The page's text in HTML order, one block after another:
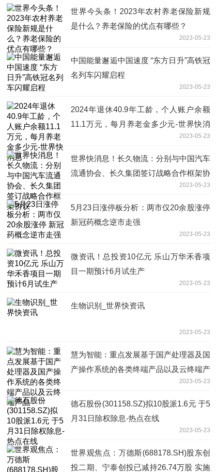
世界今头条！2023年农村养老保险新规
是什么？养老保险的优点有哪些？
2023-05-23
中国能量邂逅中国速度 “东方日升”高铁冠
名列车闪耀启程
2023-05-23
2024年退休40.9年工龄，个人账户余额
11.1万元，每月养老金多少元-世界快消
2023-05-23
世界快消息！长久物流：分别与中国汽车
流通协会、长久集团签订战略合作框架协
2023-05-23
5月23日涨停板分析：两市仅20余股涨停
新冠药概念逆市走强
2023-05-23
微资讯！总投资10亿元 乐山万华禾香项
目一期预计6月试生产
2023-05-23
生物识别_世界快资讯
2023-05-23
慧为智能：重点发展基于国产处理器及国
产操作系统的各类终端产品以及云终端产
2023-05-23
德石股份(301158.SZ)拟10股派1.6元 于5
月31日除权除息-热点在线
2023-05-23
世界观焦点：万德斯(688178.SH)股东创
投二期、宁泰创投已减持26.74万股 实施